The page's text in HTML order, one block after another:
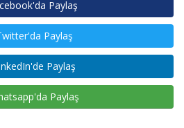
Paylaş
Paylaş
Paylaş
Paylaş